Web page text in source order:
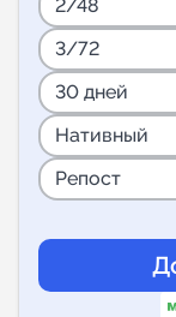
2/48
3/72
30 дней
Нативный
Репост